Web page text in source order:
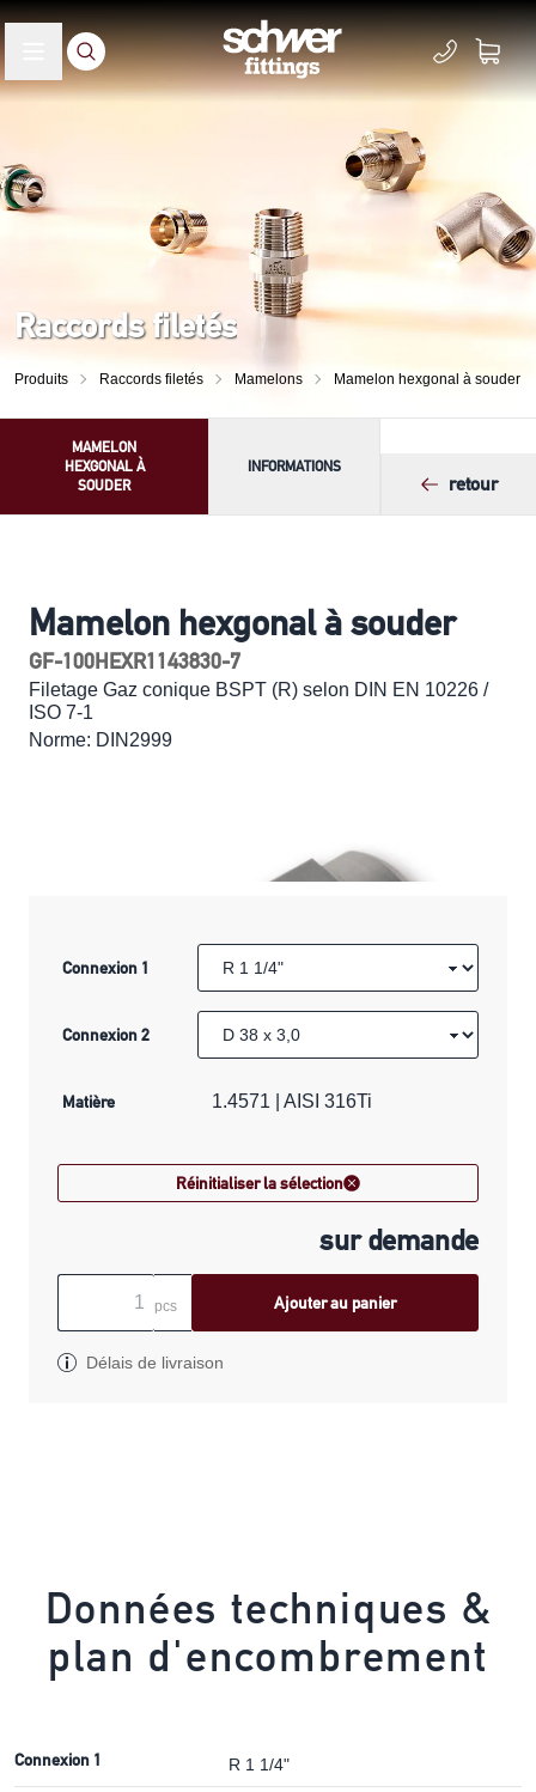
Raccords filetés
Produits Raccords filetés Mamelons Mamelon hexgonal à souder
MAMELON
HEXGONAL À
SOUDER
INFORMATIONS
retour
Mamelon hexgonal à souder
GF-100HEXR1143830-7
Filetage Gaz conique BSPT (R) selon DIN EN 10226 /
ISO 7-1
Norme: DIN2999
Connexion 1
Connexion 2
Matière 1.4571 | AISI 316Ti
Réinitialiser la sélection
sur demande
pcs Ajouter au panier
Délais de livraison
Données techniques &
plan d'encombrement
Connexion 1 R 1 1/4"